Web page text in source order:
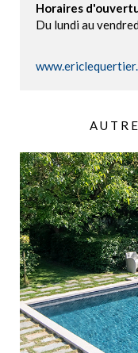
Horaires
Du lundi au